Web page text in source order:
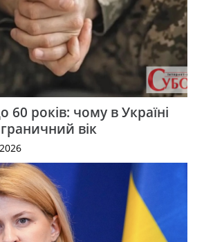
60 років: чому в Україні
вік